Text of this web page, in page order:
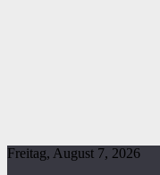
Freitag, August 7, 2026